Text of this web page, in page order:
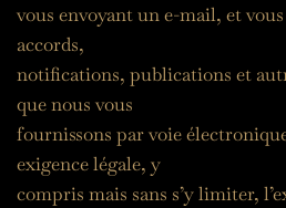
vous envoyant un e-mail, et
accords,
notifications, publications et
que nous vous
fournissons par voie
exigence légale, y
compris mais sans s’y limiter,